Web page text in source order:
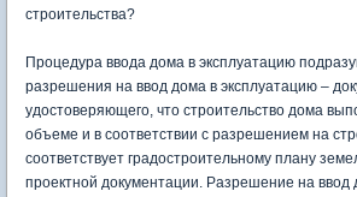
строительства?
Процедура ввода дома в эксплуатацию
разрешения на ввод дома в эксплуатацию –
удостоверяющего, что строительство дома
объеме и в соответствии с разрешением на
соответствует градостроительному плану
проектной документации. Разрешение на ввод